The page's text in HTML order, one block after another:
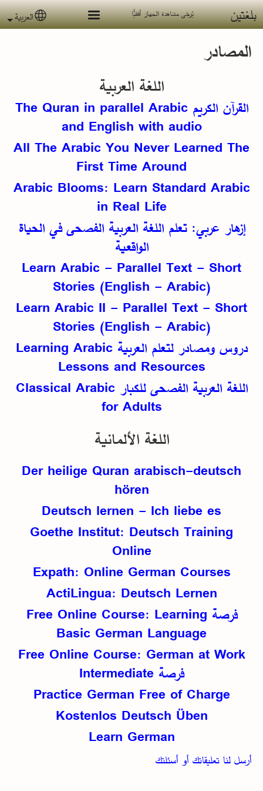
تجاوز إلى المحتوى الرئيسي
بلغتين يُرجَى مشاهدة الجهاز أفقيًّا العربية
المصادر
اللغة العربية
القرآن الكريم The Quran in parallel Arabic
and English with audio
All The Arabic You Never Learned The
First Time Around
Arabic Blooms: Learn Standard Arabic
in Real Life
إزهار عربي: تعلم اللغة العربية الفصحى في الحياة
الواقعية
Learn Arabic - Parallel Text - Short
Stories (English - Arabic)
Learn Arabic II - Parallel Text - Short
Stories (English - Arabic)
دروس ومصادر لتعلم العربيةLearning Arabic
Lessons and Resources
اللغة العربية الفصحى للكبار Classical Arabic
for Adults
اللغة الألمانية
Der heilige Quran arabisch-deutsch
hören
Deutsch lernen - Ich liebe es
Goethe Institut: Deutsch Training
Online
Expath: Online German Courses
ActiLingua: Deutsch Lernen
فرصة Free Online Course: Learning
Basic German Language
Free Online Course: German at Work
Intermediateفرصة
Practice German Free of Charge
Kostenlos Deutsch Üben
Learn German
أرسل لنا تعليقاتك أو أسئلتك